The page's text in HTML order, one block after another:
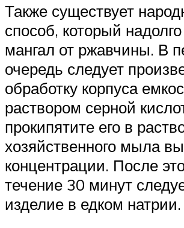
Также существует
способ, который
мангал от ржавчины. В
очередь следует
обработку корпуса
раствором серной
прокипятите его в
хозяйственного мыла
концентрации. После
течение 30 минут
изделие в едком натрии.